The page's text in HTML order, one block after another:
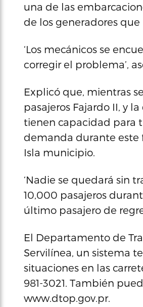
una de las
de los generadores que
‘Los mecánicos se
corregir el problema’,
Explicó que, mientras
pasajeros Fajardo II, y
tienen capacidad para
demanda durante este
Isla municipio.
‘Nadie se quedará sin
10,000 pasajeros
último pasajero de
El Departamento de
Servilínea, un sistema
situaciones en las
981-3021. También
www.dtop.gov.pr.